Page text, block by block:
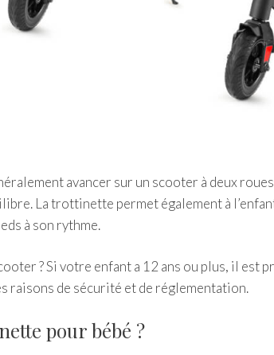
avancer sur un scooter à deux roues
La trottinette permet également à
à son rythme.
? Si votre enfant a 12 ans ou plus, il
raisons de sécurité et de réglementation.
pour bébé ?